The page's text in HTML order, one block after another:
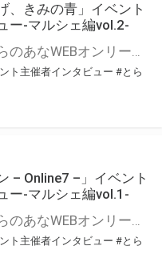
、きみの青」イベント
ー-マルシェ編vol.2-
こんにちは、とらのあなWEBオンリー運営スタッフです。 新たにお届けする、イベント主催者インタビュー-マルシェ編-は、 とらのあなWEBオンリー「マルシェ」をご利用の主催様に 「マルシェ」を使ってイベントを開催した感想や心がけをお聞きする企画です。 今回は、WEBオンリー初開催「駄菓子と唐揚げ、きみの青」より、 主催のぎこ六屋様にお話を伺いました。 協力：ぎこ六屋様／イベント公式Twitter（@krkgwks） とらのあなWEBオンリー「マルシェ」とは？ WEBオンリーでリアルタイムでコミュニケーションがとれるオンライン会場です。
ト主催者インタビュー #とら
– Online7 –」イベント
ー-マルシェ編vol.1-
こんにちは、とらのあなWEBオンリー運営スタッフです。 新たにお届けする、イベント主催者インタビュー-マルシェ編-は、 とらのあなWEBオンリー「マルシェ」をご利用した主催様に 「マルシェ」を使って開催した感想や心がけをお聞きする企画です。 今回は、WEBオンリー開催7回目迎えた「マレシルプラン – Online7 –」より、 主催の玉川うた様にお話を伺いました。 ▼マレシルプランのインタビュー前回記事 「イベント主催者インタビュー vol.6」はこちら 協力：玉川うた様（マレシルプラン実行委員会 代表）／イベント公式Twitter（@mallesil_plan） とらのあなWEBオンリー「マルシェ」とは？ WEBオンリーでリアルタイムでコミュニケーションがとれるオンライン会場です。
ト主催者インタビュー #とら